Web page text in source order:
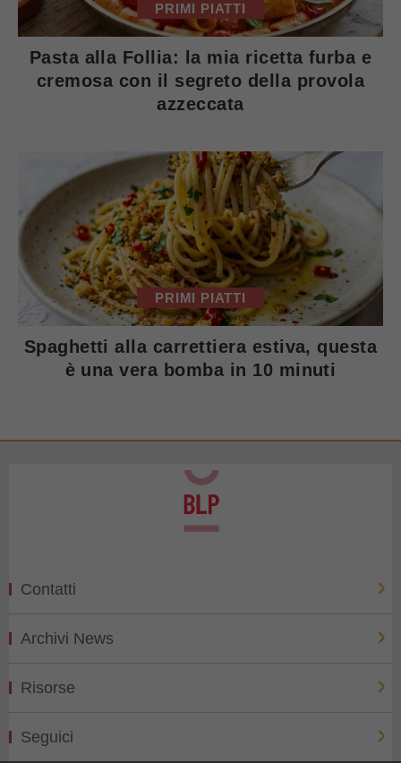
PRIMI PIATTI
Pasta alla Follia: la mia ricetta furba e
cremosa con il segreto della provola
azzeccata
PRIMI PIATTI
Spaghetti alla carrettiera estiva, questa
è una vera bomba in 10 minuti
Contatti
Archivi News
Risorse
Seguici